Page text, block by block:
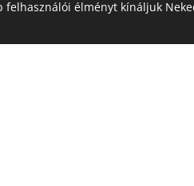
felhasználói élményt kínáljuk